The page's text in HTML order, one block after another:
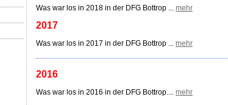
Was war los in 2018 in der DFG Bottrop ... mehr
2017
Was war los in 2017 in der DFG Bottrop ... mehr
2016
Was war los in 2016 in der DFG Bottrop.... mehr